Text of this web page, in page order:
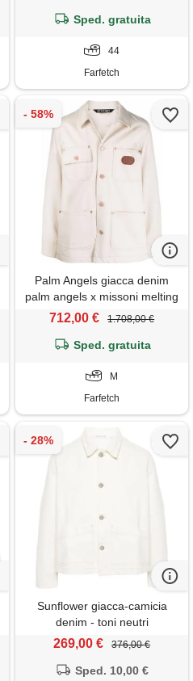
Sped. gratuita
44
Farfetch
Palm Angels giacca denim
palm angels x missoni melting
logo - toni neutri
712,00 € 1.708,00 €
Sped. gratuita
M
Farfetch
Sunflower giacca-camicia
denim - toni neutri
269,00 € 376,00 €
Sped. 10,00 €